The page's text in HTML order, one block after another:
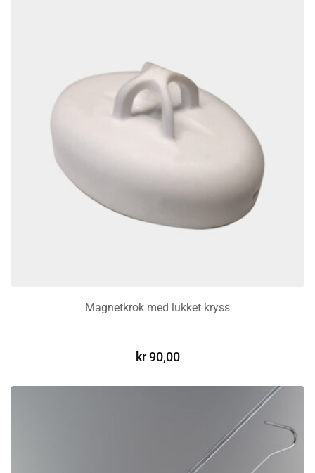
Magnetkrok med lukket kryss
kr90,00